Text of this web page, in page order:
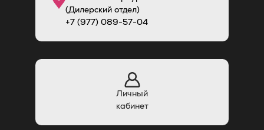
(Дилерский отдел)
+7 (977) 089-57-04
Личный
кабинет